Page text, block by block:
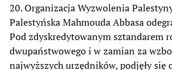
20. Organizacja Wyzwolenia
Palestyńska Mahmouda Abbasa
Pod zdyskredytowanym sztandarem
dwupaństwowego i w zamian za
najwyższych urzędników, podjęły